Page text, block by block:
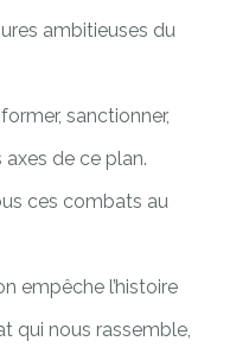
ambitieuses du
sanctionner,
de ce plan.
ces combats au
empêche l’histoire
qui nous rassemble,